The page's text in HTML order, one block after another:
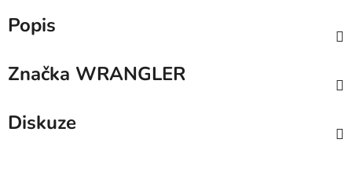
Popis
Značka WRANGLER
Diskuze